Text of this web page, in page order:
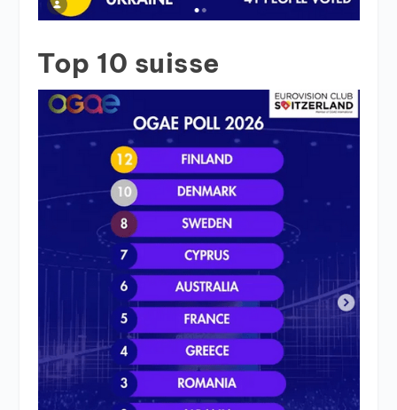
Top 10 suisse